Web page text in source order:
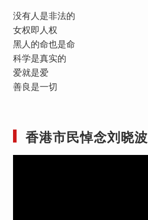
没有人是非法的
女权即人权
黑人的命也是命
科学是真实的
爱就是爱
善良是一切
香港市民悼念刘晓波